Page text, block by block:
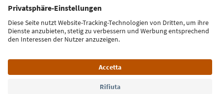
FAQ Contatti Press MICE
Privacy Policy
Termini e condizioni
Crediti
Cookie Policy
Alto Adige B2B